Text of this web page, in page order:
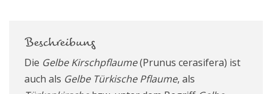
Beschreibung
Die Gelbe Kirschpflaume(Prunus cerasifera) ist
auch als Gelbe Türkische Pflaume, als